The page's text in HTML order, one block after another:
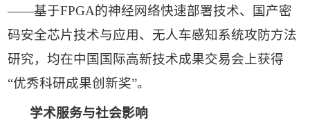
——基于FPGA的神经网络快速部署技术、国产密
码安全芯片技术与应用、无人车感知系统攻防方法
研究，均在中国国际高新技术成果交易会上获得
“优秀科研成果创新奖”。
学术服务与社会影响